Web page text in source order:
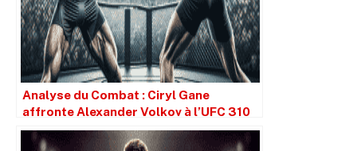
Analyse du Combat : Ciryl Gane
affronte Alexander Volkov à l’UFC 310